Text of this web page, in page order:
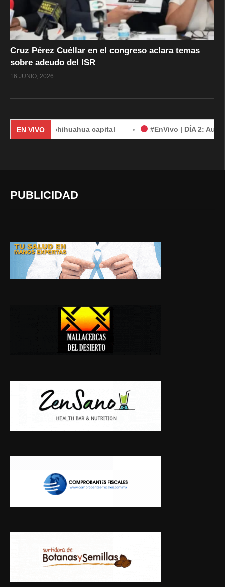
Cruz Pérez Cuéllar en el congreso aclara temas
sobre adeudo del ISR
16 JUNIO, 2026
EN VIVO
en chihuahua capital #EnVivo | DÍA 2: Audiencia
PUBLICIDAD